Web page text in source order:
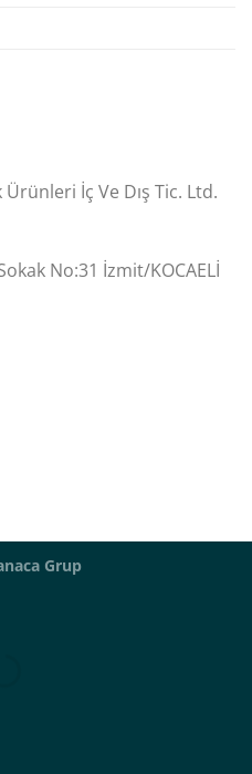
İç Ve Dış Tic. Ltd.
No:31 İzmit/KOCAELİ
Grup